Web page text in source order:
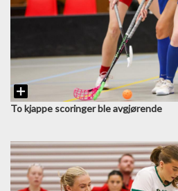
To kjappe scoringer ble avgjørende